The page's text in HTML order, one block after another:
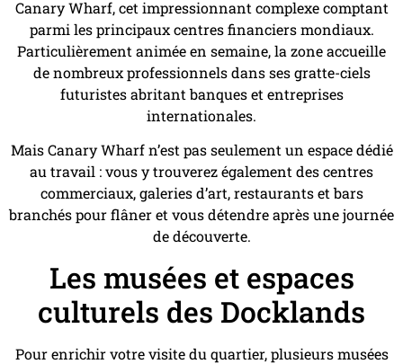
Canary Wharf, cet impressionnant complexe comptant
parmi les principaux centres financiers mondiaux.
Particulièrement animée en semaine, la zone accueille
de nombreux professionnels dans ses gratte-ciels
futuristes abritant banques et entreprises
internationales.
Mais Canary Wharf n’est pas seulement un espace dédié
au travail : vous y trouverez également des centres
commerciaux, galeries d’art, restaurants et bars
branchés pour flâner et vous détendre après une journée
de découverte.
Les musées et espaces
culturels des Docklands
Pour enrichir votre visite du quartier, plusieurs musées